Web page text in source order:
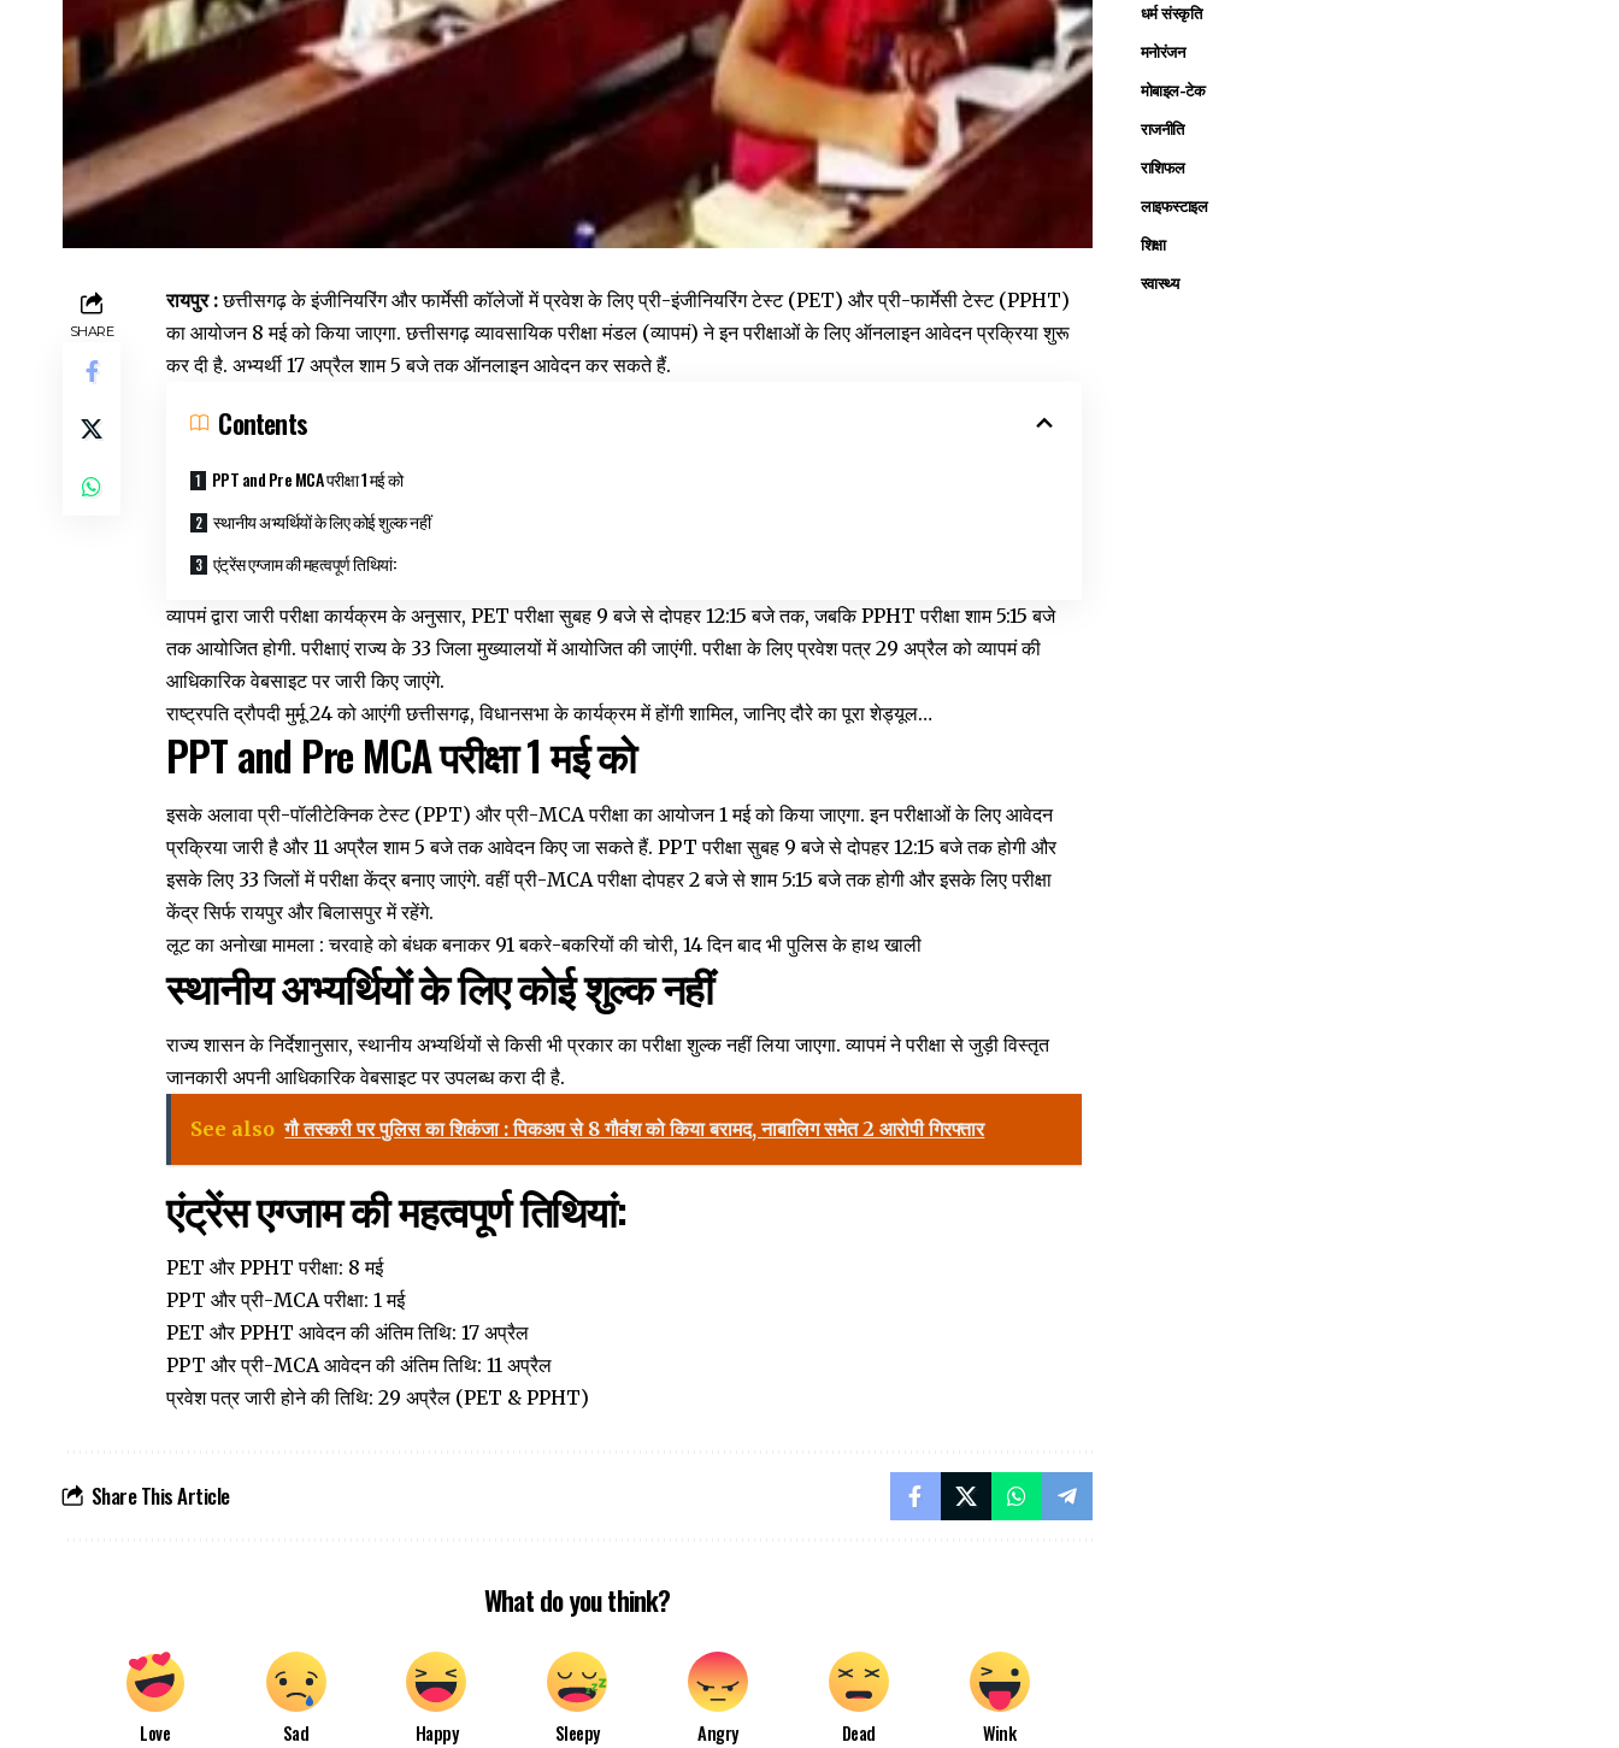
SHARE
रायपुर :छत्तीसगढ़ के इंजीनियरिंग और फार्मेसी कॉलेजों में प्रवेश के लिए प्री-इंजीनियरिंग टेस्ट (PET) और प्री-फार्मेसी टेस्ट (PPHT)
का आयोजन 8 मई को किया जाएगा. छत्तीसगढ़ व्यावसायिक परीक्षा मंडल (व्यापमं) ने इन परीक्षाओं के लिए ऑनलाइन आवेदन प्रक्रिया शुरू
कर दी है. अभ्यर्थी 17 अप्रैल शाम 5 बजे तक ऑनलाइन आवेदन कर सकते हैं.
Contents
PPT and Pre MCA परीक्षा 1 मई को
स्थानीय अभ्यर्थियों के लिए कोई शुल्क नहीं
एंट्रेंस एग्जाम की महत्वपूर्ण तिथियां:
व्यापमं द्वारा जारी परीक्षा कार्यक्रम के अनुसार, PET परीक्षा सुबह 9 बजे से दोपहर 12:15 बजे तक, जबकि PPHT परीक्षा शाम 5:15 बजे
तक आयोजित होगी. परीक्षाएं राज्य के 33 जिला मुख्यालयों में आयोजित की जाएंगी. परीक्षा के लिए प्रवेश पत्र 29 अप्रैल को व्यापमं की
आधिकारिक वेबसाइट पर जारी किए जाएंगे.
राष्ट्रपति द्रौपदी मुर्मू 24 को आएंगी छत्तीसगढ़, विधानसभा के कार्यक्रम में होंगी शामिल, जानिए दौरे का पूरा शेड्यूल…
PPT and Pre MCA परीक्षा 1 मई को
इसके अलावा प्री-पॉलीटेक्निक टेस्ट (PPT) और प्री-MCA परीक्षा का आयोजन 1 मई को किया जाएगा. इन परीक्षाओं के लिए आवेदन
प्रक्रिया जारी है और 11 अप्रैल शाम 5 बजे तक आवेदन किए जा सकते हैं. PPT परीक्षा सुबह 9 बजे से दोपहर 12:15 बजे तक होगी और
इसके लिए 33 जिलों में परीक्षा केंद्र बनाए जाएंगे. वहीं प्री-MCA परीक्षा दोपहर 2 बजे से शाम 5:15 बजे तक होगी और इसके लिए परीक्षा
केंद्र सिर्फ रायपुर और बिलासपुर में रहेंगे.
लूट का अनोखा मामला : चरवाहे को बंधक बनाकर 91 बकरे-बकरियों की चोरी, 14 दिन बाद भी पुलिस के हाथ खाली
स्थानीय अभ्यर्थियों के लिए कोई शुल्क नहीं
राज्य शासन के निर्देशानुसार, स्थानीय अभ्यर्थियों से किसी भी प्रकार का परीक्षा शुल्क नहीं लिया जाएगा. व्यापमं ने परीक्षा से जुड़ी विस्तृत
जानकारी अपनी आधिकारिक वेबसाइट पर उपलब्ध करा दी है.
See also गौ तस्करी पर पुलिस का शिकंजा : पिकअप से 8 गौवंश को किया बरामद, नाबालिग समेत 2 आरोपी गिरफ्तार
एंट्रेंस एग्जाम की महत्वपूर्ण तिथियां:
PET और PPHT परीक्षा: 8 मई
PPT और प्री-MCA परीक्षा: 1 मई
PET और PPHT आवेदन की अंतिम तिथि: 17 अप्रैल
PPT और प्री-MCA आवेदन की अंतिम तिथि: 11 अप्रैल
प्रवेश पत्र जारी होने की तिथि: 29 अप्रैल (PET & PPHT)
Share This Article
What do you think?
Love Sad Happy Sleepy Angry Dead Wink
धर्म संस्कृति
मनोरंजन
मोबाइल-टेक
राजनीति
राशिफल
लाइफस्टाइल
शिक्षा
स्वास्थ्य